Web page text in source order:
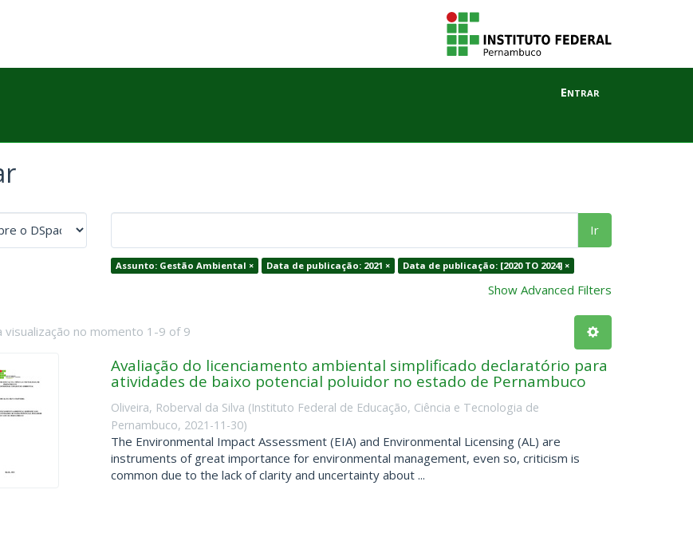
Entrar
Ir
Assunto: Gestão Ambiental × Data de publicação: 2021 × Data de publicação: [2020 TO 2024] ×
Show Advanced Filters
visualização no momento 1-9 of 9
Avaliação do licenciamento ambiental simplificado declaratório para
atividades de baixo potencial poluidor no estado de Pernambuco
Oliveira, Roberval da Silva (Instituto Federal de Educação, Ciência e Tecnologia de
Pernambuco, 2021-11-30)
The Environmental Impact Assessment (EIA) and Environmental Licensing (AL) are
instruments of great importance for environmental management, even so, criticism is
common due to the lack of clarity and uncertainty about ...